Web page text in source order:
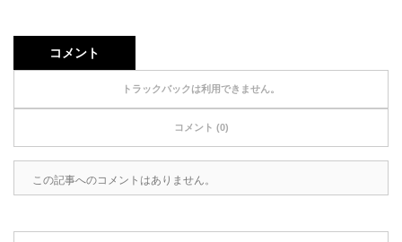
コメント
トラックバックは利用できません。
コメント (0)
この記事へのコメントはありません。